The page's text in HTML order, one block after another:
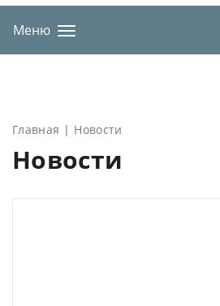
Меню
Главная Новости
Новости